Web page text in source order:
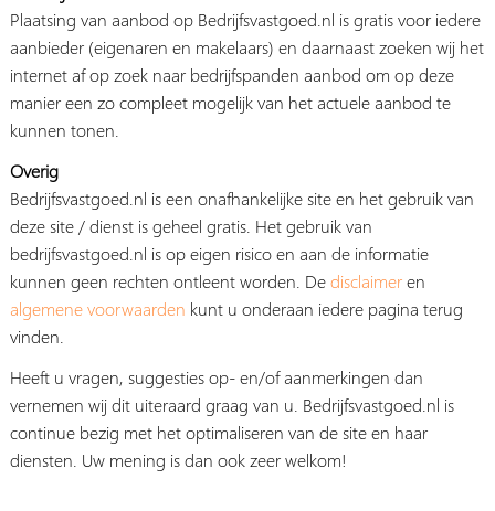
Plaatsing van aanbod op Bedrijfsvastgoed.nl is gratis voor iedere
aanbieder (eigenaren en makelaars) en daarnaast zoeken wij het
internet af op zoek naar bedrijfspanden aanbod om op deze
manier een zo compleet mogelijk van het actuele aanbod te
kunnen tonen.
Overig
Bedrijfsvastgoed.nl is een onafhankelijke site en het gebruik van
deze site / dienst is geheel gratis. Het gebruik van
bedrijfsvastgoed.nl is op eigen risico en aan de informatie
kunnen geen rechten ontleent worden. Dedisclaimeren
algemene voorwaarden kunt u onderaan iedere pagina terug
vinden.
Heeft u vragen, suggesties op- en/of aanmerkingen dan
vernemen wij dit uiteraard graag van u. Bedrijfsvastgoed.nl is
continue bezig met het optimaliseren van de site en haar
diensten. Uw mening is dan ook zeer welkom!